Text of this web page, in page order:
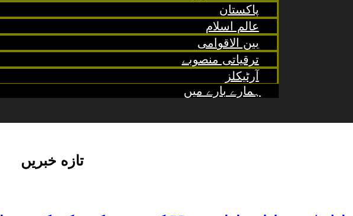
پاکستان
عالم اسلام
بین الاقوامی
ترقیاتی منصوبے
آرٹیکلز
ہمارے بارے میں
تازه خبریں